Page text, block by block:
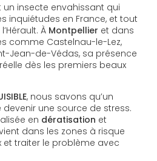
un insecte envahissant qui
inquiétudes en France, et tout
À Montpellier et dans
comme Castelnau-le-Lez,
Jean-de-Védas, sa présence
dès les premiers beaux
, nous savons qu’un
une source de stress.
en dératisation et
dans les zones à risque
et traiter le problème avec